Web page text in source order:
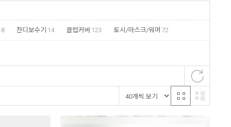
8 잔디보수기 14 클럽커버 123 토시/마스크/워머 72